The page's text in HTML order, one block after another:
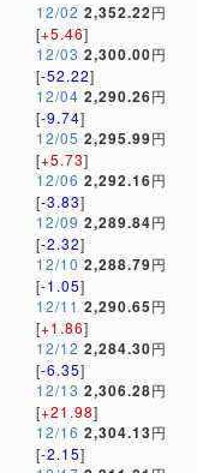
12/02 2,352.22円
[+5.46]
12/03 2,300.00円
[-52.22]
12/04 2,290.26円
[-9.74]
12/05 2,295.99円
[+5.73]
12/06 2,292.16円
[-3.83]
12/09 2,289.84円
[-2.32]
12/10 2,288.79円
[-1.05]
12/11 2,290.65円
[+1.86]
12/12 2,284.30円
[-6.35]
12/13 2,306.28円
[+21.98]
12/16 2,304.13円
[-2.15]